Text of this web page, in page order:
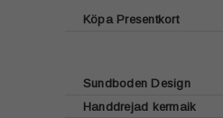
Köpa Presentkort
Sundboden Design
Glasunderlägg
Handdrejad kermaik